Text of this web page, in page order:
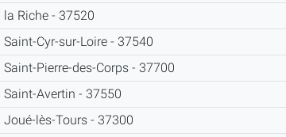
la Riche - 37520
Saint-Cyr-sur-Loire - 37540
Saint-Pierre-des-Corps - 37700
Saint-Avertin - 37550
Joué-lès-Tours - 37300